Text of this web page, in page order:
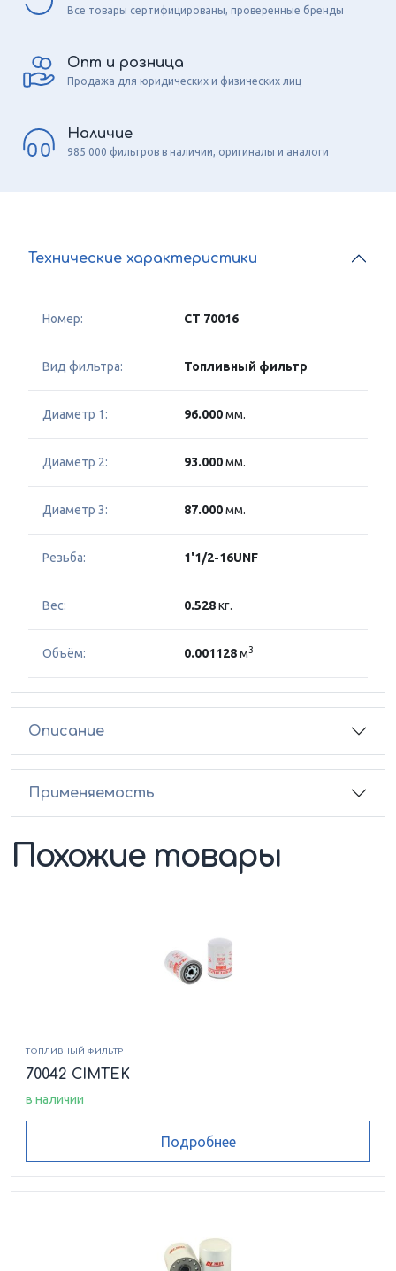
Все товары сертифицированы, проверенные бренды
Опт и розница
Продажа для юридических и физических лиц
Наличие
985 000 фильтров в наличии, оригиналы и аналоги
Технические характеристики
Номер: CT 70016
Вид фильтра: Топливный фильтр
Диаметр 1: 96.000мм.
Диаметр 2: 93.000мм.
Диаметр 3: 87.000мм.
Резьба: 1'1/2-16UNF
Вес: 0.528кг.
Объём: 0.001128м3
Описание
Применяемость
Похожие товары
ТОПЛИВНЫЙ ФИЛЬТР
70042 CIMTEK
в наличии
Подробнее